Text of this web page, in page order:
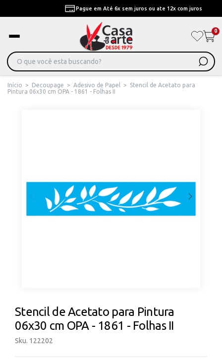
Pague em Até 6x sem juros ou ate 12x com juros
0
Início > Decoupage > Adesivo de Papel >
Stencil de Acetato para
Pintura 06x30 cm OPA - 1861 - Folhas II
Stencil de Acetato para Pintura
06x30 cm OPA - 1861 - Folhas II
Sku. 122202